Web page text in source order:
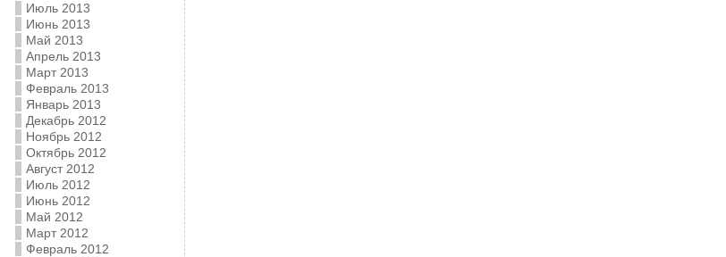
Июль 2013
Июнь 2013
Май 2013
Апрель 2013
Март 2013
Февраль 2013
Январь 2013
Декабрь 2012
Ноябрь 2012
Октябрь 2012
Август 2012
Июль 2012
Июнь 2012
Май 2012
Март 2012
Февраль 2012